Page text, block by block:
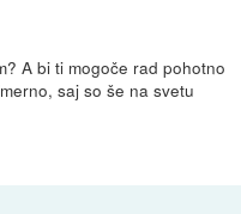
A bi ti mogoče rad pohotno
saj so še na svetu